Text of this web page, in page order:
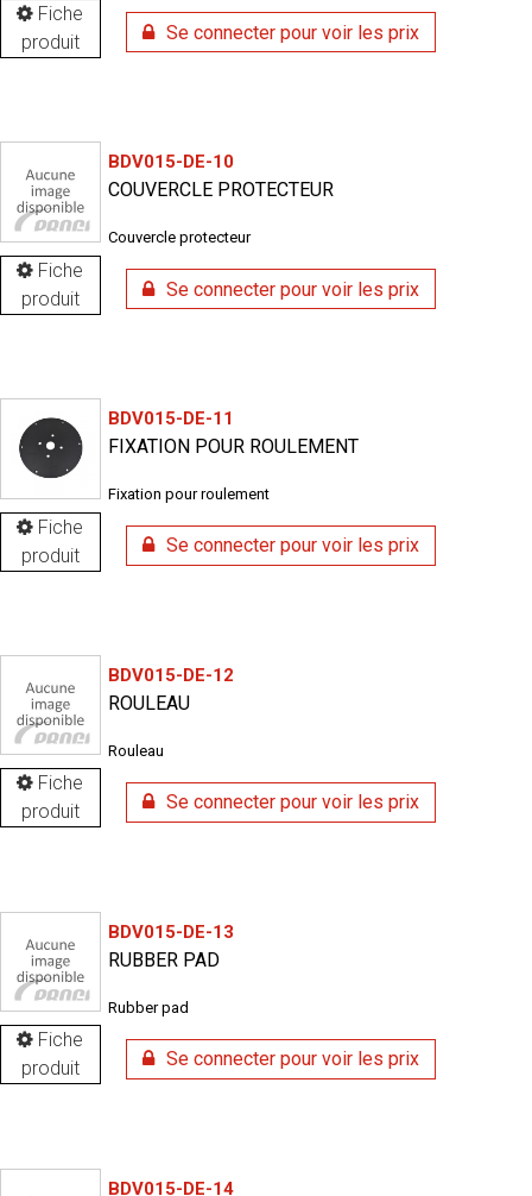
Fiche
produit
Se connecter pour voir les prix
Fiche
produit
BDV015-DE-10
COUVERCLE PROTECTEUR
Couvercle protecteur
Se connecter pour voir les prix
Fiche
produit
BDV015-DE-11
FIXATION POUR ROULEMENT
Fixation pour roulement
Se connecter pour voir les prix
Fiche
produit
BDV015-DE-12
ROULEAU
Rouleau
Se connecter pour voir les prix
Fiche
produit
BDV015-DE-13
RUBBER PAD
Rubber pad
Se connecter pour voir les prix
BDV015-DE-14